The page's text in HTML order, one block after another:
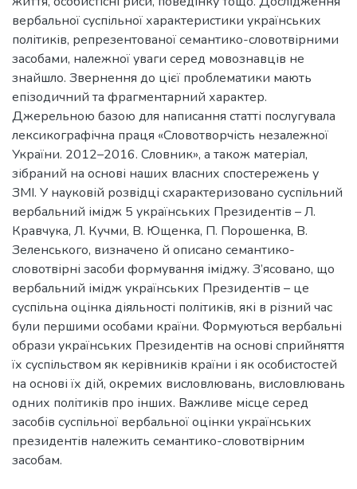
вербальної суспільної характеристики українських
політиків, репрезентованої семантико-словотвірними
засобами, належної уваги серед мовознавців не
знайшло. Звернення до цієї проблематики мають
епізодичний та фрагментарний характер.
Джерельною базою для написання статті послугувала
лексикографічна праця «Словотворчість незалежної
України. 2012–2016. Словник», а також матеріал,
зібраний на основі наших власних спостережень у
ЗМІ. У науковій розвідці схарактеризовано суспільний
вербальний імідж 5 українських Президентів – Л.
Кравчука, Л. Кучми, В. Ющенка, П. Порошенка, В.
Зеленського, визначено й описано семантико-
словотвірні засоби формування іміджу. З’ясовано, що
вербальний імідж українських Президентів – це
суспільна оцінка діяльності політиків, які в різний час
були першими особами країни. Формуються вербальні
образи українських Президентів на основі сприйняття
їх суспільством як керівників країни і як особистостей
на основі їх дій, окремих висловлювань, висловлювань
одних політиків про інших. Важливе місце серед
засобів суспільної вербальної оцінки українських
президентів належить семантико-словотвірним